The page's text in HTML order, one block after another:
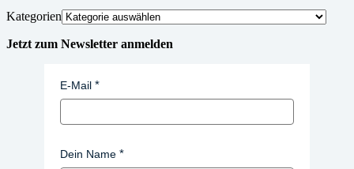
Kategorien
Jetzt zum Newsletter anmelden
E-Mail
Dein Name